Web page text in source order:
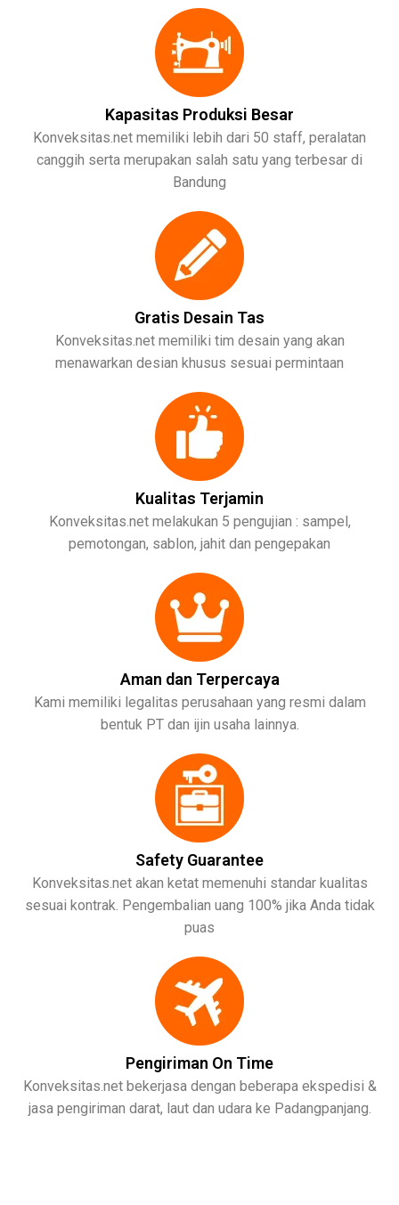
Kapasitas Produksi Besar
Konveksitas.net memiliki lebih dari 50 staff, peralatan
canggih serta merupakan salah satu yang terbesar di
Bandung
Gratis Desain Tas
Konveksitas.net memiliki tim desain yang akan
menawarkan desian khusus sesuai permintaan
Kualitas Terjamin
Konveksitas.net melakukan 5 pengujian : sampel,
pemotongan, sablon, jahit dan pengepakan
Aman dan Terpercaya
Kami memiliki legalitas perusahaan yang resmi dalam
bentuk PT dan ijin usaha lainnya.
Safety Guarantee
Konveksitas.net akan ketat memenuhi standar kualitas
sesuai kontrak. Pengembalian uang 100% jika Anda tidak
puas
Pengiriman On Time
Konveksitas.net bekerjasa dengan beberapa ekspedisi &
jasa pengiriman darat, laut dan udara ke Padangpanjang.